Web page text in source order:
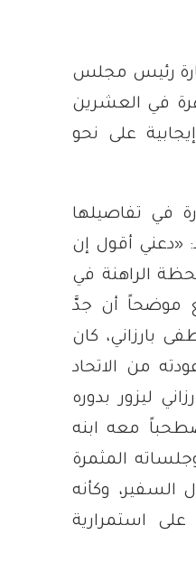
رئيس مجلس
في العشرين
إيجابية على نحو
في تفاصيلها
«دعني أقول إن
الراهنة في
موضحاً أن جدَّ
بارزاني، كان
من الاتحاد
ليزور بدوره
معه ابنه
المثمرة
السفير، وكأنه
على استمرارية